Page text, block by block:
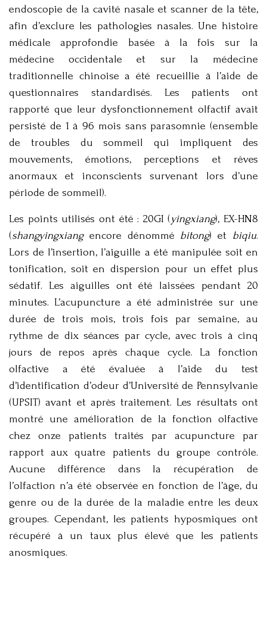
endoscopie de la cavité nasale et scanner de la tête,
afin d’exclure les pathologies nasales. Une histoire
médicale approfondie basée à la fois sur la
médecine occidentale et sur la médecine
traditionnelle chinoise a été recueillie à l’aide de
questionnaires standardisés. Les patients ont
rapporté que leur dysfonctionnement olfactif avait
persisté de 1 à 96 mois sans parasomnie (ensemble
de troubles du sommeil qui impliquent des
mouvements, émotions, perceptions et rêves
anormaux et inconscients survenant lors d’une
période de sommeil).
Les points utilisés ont été : 20GI (yingxiang), EX-HN8
(shangyingxiangencore dénommé bitong) et biqiu.
Lors de l’insertion, l’aiguille a été manipulée soit en
tonification, soit en dispersion pour un effet plus
sédatif. Les aiguilles ont été laissées pendant 20
minutes. L’acupuncture a été administrée sur une
durée de trois mois, trois fois par semaine, au
rythme de dix séances par cycle, avec trois à cinq
jours de repos après chaque cycle. La fonction
olfactive a été évaluée à l’aide du test
d’identification d’odeur d’Université de Pennsylvanie
(UPSIT) avant et après traitement. Les résultats ont
montré une amélioration de la fonction olfactive
chez onze patients traités par acupuncture par
rapport aux quatre patients du groupe contrôle.
Aucune différence dans la récupération de
l’olfaction n’a été observée en fonction de l’âge, du
genre ou de la durée de la maladie entre les deux
groupes. Cependant, les patients hyposmiques ont
récupéré à un taux plus élevé que les patients
anosmiques.